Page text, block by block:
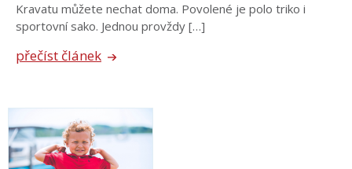
Kravatu můžete nechat doma. Povolené je polo triko i
sportovní sako. Jednou provždy […]
přečíst článek